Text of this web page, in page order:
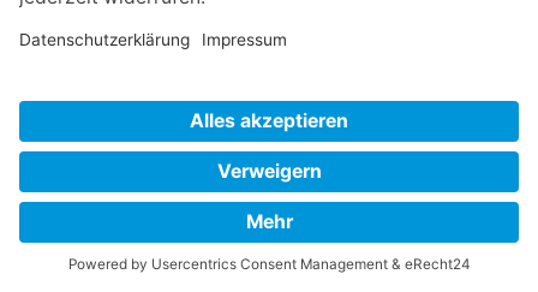
Pilates - Haltung neu erleben
Pilzexkursion in Krumstedt
Plattdeutsch Aufbaukurs - in Präsenz